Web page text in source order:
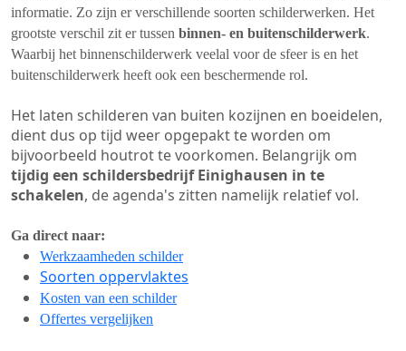
informatie. Zo zijn er verschillende soorten schilderwerken. Het
grootste verschil zit er tussen binnen- en buitenschilderwerk.
Waarbij het binnenschilderwerk veelal voor de sfeer is en het
buitenschilderwerk heeft ook een beschermende rol.
Het laten schilderen van buiten kozijnen en boeidelen,
dient dus op tijd weer opgepakt te worden om
bijvoorbeeld houtrot te voorkomen. Belangrijk om
tijdig een schildersbedrijf Einighausen in te
schakelen, de agenda's zitten namelijk relatief vol.
Ga direct naar:
Werkzaamheden schilder
Soorten oppervlaktes
Kosten van een schilder
Offertes vergelijken